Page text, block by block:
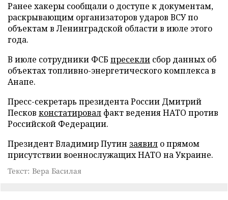
Ранее хакеры сообщали о доступе к документам,
раскрывающим организаторов ударов ВСУ по
объектам в Ленинградской области в июле этого
года.
В июле сотрудники ФСБ пресекли сбор данных об
объектах топливно-энергетического комплекса в
Анапе.
Пресс-секретарь президента России Дмитрий
Песков констатировал факт ведения НАТО против
Российской Федерации.
Президент Владимир Путин заявил о прямом
присутствии военнослужащих НАТО на Украине.
Текст: Вера Басилая